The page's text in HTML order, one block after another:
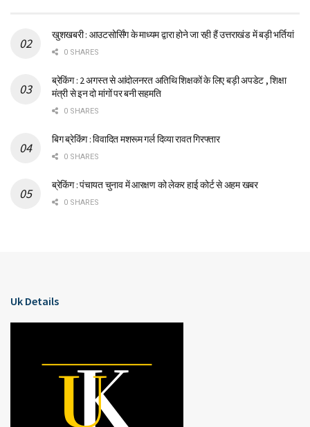
खुशखबरी : आउटसोर्सिंग के माध्यम द्वारा होने जा रही हैं उत्तराखंड में बड़ी भर्तियां
0 SHARES
ब्रेकिंग : 2 अगस्त से आंदोलनरत अतिथि शिक्षकों के लिए बड़ी अपडेट , शिक्षा
मंत्री से इन दो मांगों पर बनी सहमति
0 SHARES
बिग ब्रेकिंग : विवादित मशरूम गर्ल दिव्या रावत गिरफ्तार
0 SHARES
ब्रेकिंग : पंचायत चुनाव में आरक्षण को लेकर हाई कोर्ट से अहम खबर
0 SHARES
Uk Details